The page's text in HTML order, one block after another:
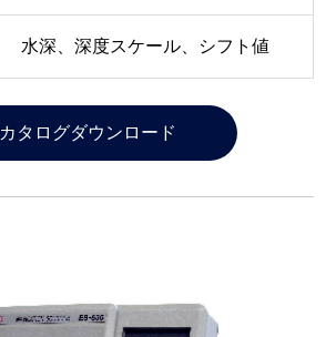
水深、深度スケール、シフト値
カタログダウンロード